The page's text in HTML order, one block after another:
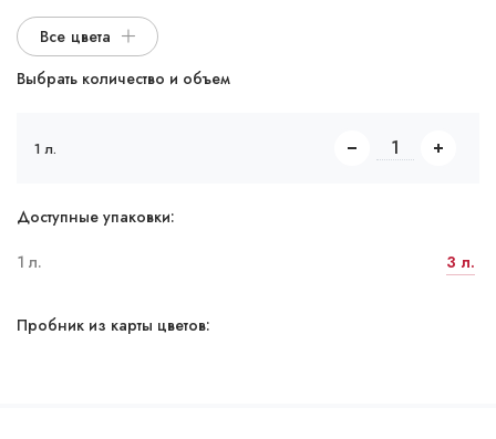
Все цвета
Выбрать количество и объем
1 л.
Доступные упаковки:
1 л. 3 л.
Пробник из карты цветов: